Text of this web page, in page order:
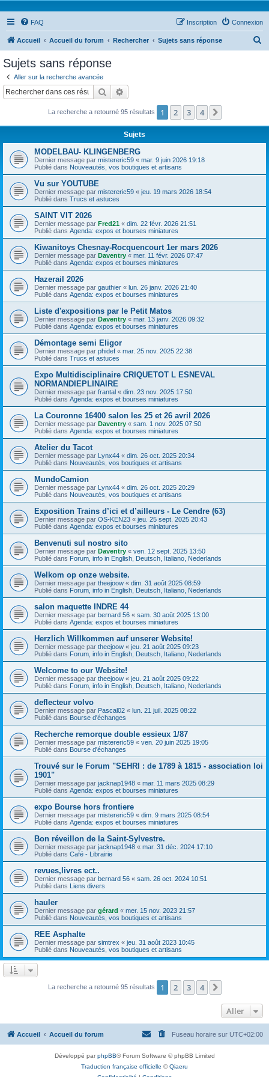
FAQ Connexion
Inscription
Accueil Accueil du forum Rechercher Sujets sans réponse
c
Sujets sans réponse
Aller sur la recherche avancée
Rechercher
La recherche a retourné 95 résultats 1 2 3 4
Sujets
MODELBAU- KLINGENBERG
Dernier message par mistereric59 « mar. 9 juin 2026 19:18
Publié dans Nouveautés, vos boutiques et artisans
Vu sur YOUTUBE
Dernier message par mistereric59 « jeu. 19 mars 2026 18:54
Publié dans Trucs et astuces
SAINT VIT 2026
Dernier message par Fred21 « dim. 22 févr. 2026 21:51
Publié dans Agenda: expos et bourses miniatures
Kiwanitoys Chesnay-Rocquencourt 1er mars 2026
Dernier message par Daventry « mer. 11 févr. 2026 07:47
Publié dans Agenda: expos et bourses miniatures
Hazerail 2026
Dernier message par gauthier « lun. 26 janv. 2026 21:40
Publié dans Agenda: expos et bourses miniatures
Liste d'expositions par le Petit Matos
Dernier message par Daventry « mar. 13 janv. 2026 09:32
Publié dans Agenda: expos et bourses miniatures
Démontage semi Eligor
Dernier message par phidef « mar. 25 nov. 2025 22:38
Publié dans Trucs et astuces
Expo Multidisciplinaire CRIQUETOT L ESNEVAL
NORMANDIEPLINAIRE
Dernier message par frantal « dim. 23 nov. 2025 17:50
Publié dans Agenda: expos et bourses miniatures
La Couronne 16400 salon les 25 et 26 avril 2026
Dernier message par Daventry « sam. 1 nov. 2025 07:50
Publié dans Agenda: expos et bourses miniatures
Atelier du Tacot
Dernier message par Lynx44 « dim. 26 oct. 2025 20:34
Publié dans Nouveautés, vos boutiques et artisans
MundoCamion
Dernier message par Lynx44 « dim. 26 oct. 2025 20:29
Publié dans Nouveautés, vos boutiques et artisans
Exposition Trains d’ici et d’ailleurs - Le Cendre (63)
Dernier message par OS-KEN23 « jeu. 25 sept. 2025 20:43
Publié dans Agenda: expos et bourses miniatures
Benvenuti sul nostro sito
Dernier message par Daventry « ven. 12 sept. 2025 13:50
Publié dans Forum, info in English, Deutsch, Italiano, Nederlands
Welkom op onze website.
Dernier message par theejoow « dim. 31 août 2025 08:59
Publié dans Forum, info in English, Deutsch, Italiano, Nederlands
salon maquette INDRE 44
Dernier message par bernard 56 « sam. 30 août 2025 13:00
Publié dans Agenda: expos et bourses miniatures
Herzlich Willkommen auf unserer Website!
Dernier message par theejoow « jeu. 21 août 2025 09:23
Publié dans Forum, info in English, Deutsch, Italiano, Nederlands
Welcome to our Website!
Dernier message par theejoow « jeu. 21 août 2025 09:22
Publié dans Forum, info in English, Deutsch, Italiano, Nederlands
deflecteur volvo
Dernier message par Pascal02 « lun. 21 juil. 2025 08:22
Publié dans Bourse d'échanges
Recherche remorque double essieux 1/87
Dernier message par mistereric59 « ven. 20 juin 2025 19:05
Publié dans Bourse d'échanges
Trouvé sur le Forum "SEHRI : de 1789 à 1815 - association loi
1901"
Dernier message par jacknap1948 « mar. 11 mars 2025 08:29
Publié dans Agenda: expos et bourses miniatures
expo Bourse hors frontiere
Dernier message par mistereric59 « dim. 9 mars 2025 08:54
Publié dans Agenda: expos et bourses miniatures
Bon réveillon de la Saint-Sylvestre.
Dernier message par jacknap1948 « mar. 31 déc. 2024 17:10
Publié dans Café - Librairie
revues,livres ect..
Dernier message par bernard 56 « sam. 26 oct. 2024 10:51
Publié dans Liens divers
hauler
Dernier message par gérard « mer. 15 nov. 2023 21:57
Publié dans Nouveautés, vos boutiques et artisans
REE Asphalte
Dernier message par simtrex « jeu. 31 août 2023 10:45
Publié dans Nouveautés, vos boutiques et artisans
La recherche a retourné 95 résultats 1 2 3 4
Aller
Accueil Accueil du forum Fuseau horaire sur UTC+02:00
Développé parphpBB® Forum Software © phpBB Limited
Traduction française officielle ©Qiaeru